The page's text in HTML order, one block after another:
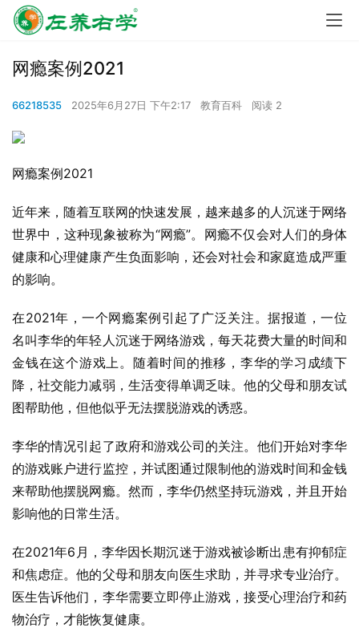
网瘾案例2021
66218535 2025年6月27日 下午2:17 教育百科 阅读 2
网瘾案例2021
近年来，随着互联网的快速发展，越来越多的人沉迷于网络
世界中，这种现象被称为“网瘾”。网瘾不仅会对人们的身体
健康和心理健康产生负面影响，还会对社会和家庭造成严重
的影响。
在2021年，一个网瘾案例引起了广泛关注。据报道，一位
名叫李华的年轻人沉迷于网络游戏，每天花费大量的时间和
金钱在这个游戏上。随着时间的推移，李华的学习成绩下
降，社交能力减弱，生活变得单调乏味。他的父母和朋友试
图帮助他，但他似乎无法摆脱游戏的诱惑。
李华的情况引起了政府和游戏公司的关注。他们开始对李华
的游戏账户进行监控，并试图通过限制他的游戏时间和金钱
来帮助他摆脱网瘾。然而，李华仍然坚持玩游戏，并且开始
影响他的日常生活。
在2021年6月，李华因长期沉迷于游戏被诊断出患有抑郁症
和焦虑症。他的父母和朋友向医生求助，并寻求专业治疗。
医生告诉他们，李华需要立即停止游戏，接受心理治疗和药
物治疗，才能恢复健康。